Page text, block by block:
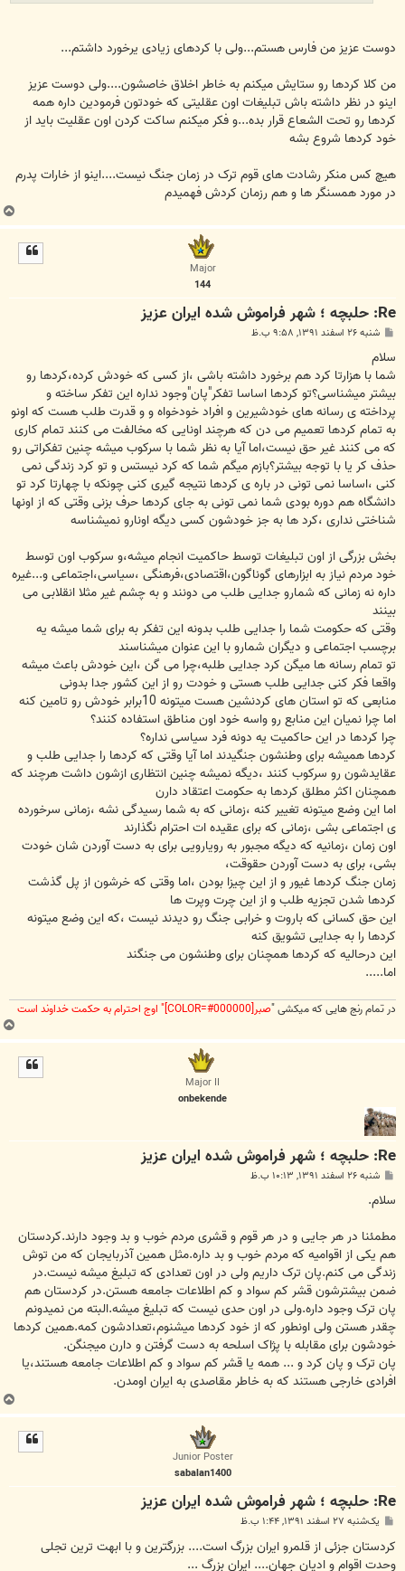
دوست عزیز من فارس هستم...ولی با کردهای زیادی یرخورد داشتم...
من کلا کردها رو ستایش میکنم به خاطر اخلاق خاصشون....ولی دوست عزیز
اینو در نظر داشته باش تبلیغات اون عقلیتی که خودتون فرمودین داره همه
کردها رو تحت الشعاع قرار بده...و فکر میکنم ساکت کردن اون عقلیت باید از
خود کردها شروع بشه
هیچ کس منکر رشادت های قوم ترک در زمان جنگ نیست....اینو از خارات پدرم
در مورد همسنگر ها و هم رزمان کردش فهمیدم
Major
144
Re: حلبچه ؛ شهر فراموش شده ایران عزیز
ت
شنبه ۲۶ اسفند ۱۳۹۱, ۹:۵۸ ب.ظ
سلام
شما با هزارتا کرد هم برخورد داشته باشی ،از کسی که خودش کرده،کردها رو
بیشتر میشناسی؟تو کردها اساسا تفکر"پان"وجود نداره این تفکر ساخته و
پرداخته ی رسانه های خودشیرین و افراد خودخواه و و قدرت طلب هست که اونو
به تمام کردها تعمیم می دن که هرچند اونایی که مخالفت می کنند تمام کاری
که می کنند غیر حق نیست،اما آیا به نظر شما با سرکوب میشه چنین تفکراتی رو
حذف کر یا با توجه بیشتر؟بازم میگم شما که کرد نیستس و تو کرد زندگی نمی
کنی ،اساسا نمی تونی در باره ی کردها نتیجه گیری کنی چونکه با چهارتا کرد تو
دانشگاه هم دوره بودی شما نمی تونی به جای کردها حرف بزنی وقتی که از اونها
شناختی نداری ،کرد ها به جز خودشون کسی دیگه اونارو نمیشناسه
بخش بزرگی از اون تبلیغات توسط حاکمیت انجام میشه،و سرکوب اون توسط
خود مردم نیاز به ابزارهای گوناگون،اقتصادی،فرهنگی ،سیاسی،اجتماعی و...غیره
داره نه زمانی که شمارو جدایی طلب می دونند و به چشم غیر مثلا انقلابی می
بینند
وقتی که حکومت شما را جدایی طلب بدونه این تفکر به برای شما میشه یه
برچسب اجتماعی و دیگران شمارو با این عنوان میشناسند
تو تمام رسانه ها میگن کرد جدایی طلبه،چرا می گن ،این خودش باعث میشه
واقعا فکر کنی جدایی طلب هستی و خودت رو از این کشور جدا بدونی
منابعی که تو استان های کردنشین هست میتونه 10برابر خودش رو تامین کنه
اما چرا نمیان این منابع رو واسه خود اون مناطق استفاده کنند؟
چرا کردها در این حاکمیت یه دونه فرد سیاسی نداره؟
کردها همیشه برای وطنشون جنگیدند اما آیا وقتی که کردها را جدایی طلب و
عقایدشون رو سرکوب کنند ،دیگه نمیشه چنین انتظاری ازشون داشت هرچند که
همچنان اکثر مطلق کردها به حکومت اعتقاد دارن
اما این وضع میتونه تغییر کنه ،زمانی که به شما رسیدگی نشه ،زمانی سرخورده
ی اجتماعی بشی ،زمانی که برای عقیده ات احترام نگذارند
اون زمان ،زمانیه که دیگه مجبور به رویارویی برای به دست آوردن شان خودت
بشی، برای به دست آوردن حقوقت،
زمان جنگ کردها غیور و از این چیزا بودن ،اما وقتی که خرشون از پل گذشت
کردها شدن تجزیه طلب و از این چرت وپرت ها
این حق کسانی که باروت و خرابی جنگ رو دیدند نیست ،که این وضع میتونه
کردها را به جدایی تشویق کنه
این درحالیه که کردها همچنان برای وطنشون می جنگند
اما.....
در تمام رنج هایی که میکشی "صبر[COLOR=#000000]" اوج احترام به حکمت خداوند است
Major II
onbekende
Re: حلبچه ؛ شهر فراموش شده ایران عزیز
ت
شنبه ۲۶ اسفند ۱۳۹۱, ۱۰:۱۳ ب.ظ
سلام.
مطمئنا در هر جایی و در هر قوم و قشری مردم خوب و بد وجود دارند.کردستان
هم یکی از اقوامیه که مردم خوب و بد داره.مثل همین آذربایجان که من توش
زندگی می کنم.پان ترک داریم ولی در اون تعدادی که تبلیغ میشه نیست.در
ضمن بیشترشون قشر کم سواد و کم اطلاعات جامعه هستن.در کردستان هم
پان ترک وجود داره.ولی در اون حدی نیست که تبلیغ میشه.البته من نمیدونم
چقدر هستن ولی اونطور که از خود کردها میشنوم،تعدادشون کمه.همین کردها
خودشون برای مقابله با پژاک اسلحه به دست گرفتن و دارن میجنگن.
پان ترک و پان کرد و ... همه یا قشر کم سواد و کم اطلاعات جامعه هستند،یا
افرادی خارجی هستند که به خاطر مقاصدی به ایران اومدن.
Junior Poster
sabalan1400
Re: حلبچه ؛ شهر فراموش شده ایران عزیز
ت
یک‌شنبه ۲۷ اسفند ۱۳۹۱, ۱:۴۴ ب.ظ
کردستان جزئی از قلمرو ایران بزرگ است.... بزرگترین و با ابهت ترین تجلی
وحدت اقوام و ادیان جهان.... ایران بزرگ ...